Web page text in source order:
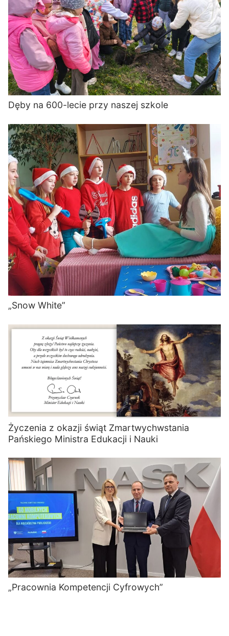
Dęby na 600-lecie przy naszej szkole
„Snow White”
Życzenia z okazji świąt Zmartwychwstania
Pańskiego Ministra Edukacji i Nauki
„Pracownia Kompetencji Cyfrowych”